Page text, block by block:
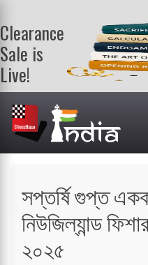
Clearance
Sale is
Live!
Get a FREE
book on
purchasing 2
or more
books. Valid
সপ্তর্ষি গুপ্ত
নিউজিল্যান্ড
২০২৫